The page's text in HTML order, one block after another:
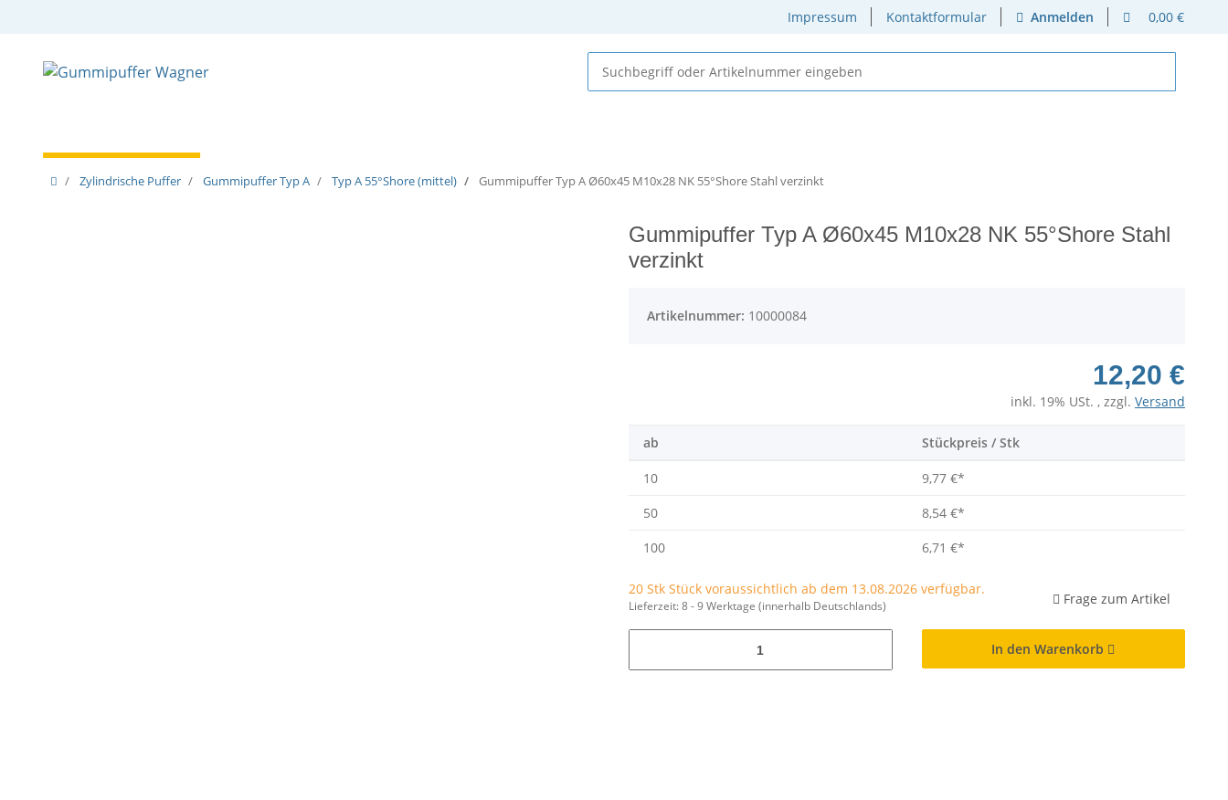
Impressum Kontaktformular Anmelden 0,00 €
Zylindrische Puffer Gummipuffer Typ A Typ A 55°Shore (mittel) Gummipuffer Typ A Ø60x45 M10x28 NK 55°Shore Stahl verzinkt
Gummipuffer Typ A Ø60x45 M10x28 NK 55°Shore Stahl
verzinkt
Artikelnummer: 10000084
12,20 €
inkl. 19% USt. , zzgl. Versand
ab Stückpreis / Stk
10 9,77 €*
50
8,54 €*
100
6,71 €*
20 Stk Stück voraussichtlich ab dem 13.08.2026 verfügbar.
Lieferzeit:8 - 9 Werktage (innerhalb Deutschlands) Frage zum Artikel
In den Warenkorb